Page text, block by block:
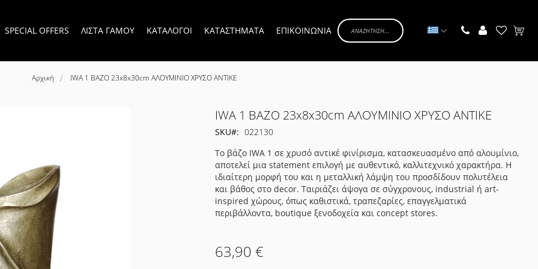
SPECIAL OFFERS ΛΙΣΤΑ ΓΑΜΟΥ ΚΑΤΑΛΟΓΟΙ ΚΑΤΑΣΤΗΜΑΤΑ ΕΠΙΚΟΙΝΩΝΙΑ
Γλώσσα
Αρχική IWA 1 ΒΑΖΟ 23x8x30cm ΑΛΟΥΜΙΝΙΟ ΧΡΥΣΟ ΑΝΤΙΚΕ
IWA 1 ΒΑΖΟ 23x8x30cm ΑΛΟΥΜΙΝΙΟ ΧΡΥΣΟ ΑΝΤΙΚΕ
SKU
022130
Το βάζο IWA 1 σε χρυσό αντικέ φινίρισμα, κατασκευασμένο από αλουμίνιο,
αποτελεί μια statement επιλογή με αυθεντικό, καλλιτεχνικό χαρακτήρα. Η
ιδιαίτερη μορφή του και η μεταλλική λάμψη του προσδίδουν πολυτέλεια
και βάθος στο decor. Ταιριάζει άψογα σε σύγχρονους, industrial ή art-
inspired χώρους, όπως καθιστικά, τραπεζαρίες, επαγγελματικά
περιβάλλοντα, boutique ξενοδοχεία και concept stores.
63,90 €